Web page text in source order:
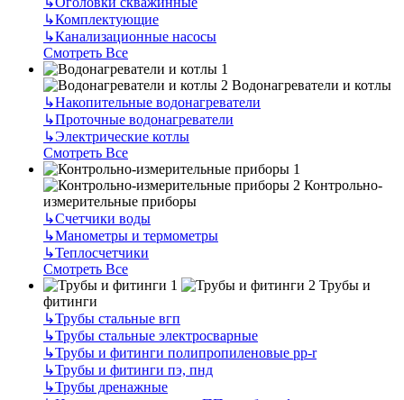
↳Комплектующие
↳Канализационные насосы
Смотреть Все
Водонагреватели и котлы
↳Накопительные водонагреватели
↳Проточные водонагреватели
↳Электрические котлы
Смотреть Все
Контрольно-
измерительные приборы
↳Счетчики воды
↳Манометры и термометры
↳Теплосчетчики
Смотреть Все
Трубы и
фитинги
↳Трубы стальные вгп
↳Трубы стальные электросварные
↳Трубы и фитинги полипропиленовые pp-r
↳Трубы и фитинги пэ, пнд
↳Трубы дренажные